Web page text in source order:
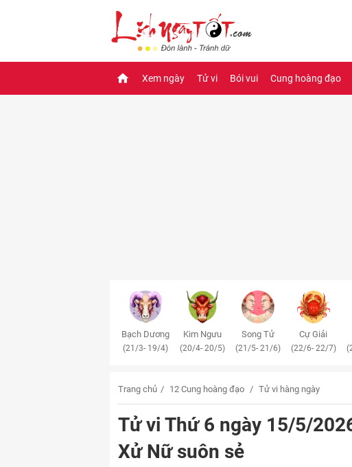
Xem ngày Tử vi Bói vui Cung hoàng đạo
Bạch Dương
(21/3- 19/4)
Kim Ngưu
(20/4- 20/5)
Song Tử
(21/5- 21/6)
Cự Giải
(22/6- 22/7)
Trang chủ 12 Cung hoàng đạo Tử vi hàng ngày
Tử vi Thứ 6 ngày 15/5/
Xử Nữ suôn sẻ